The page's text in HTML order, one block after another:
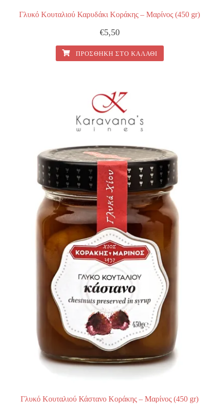
Γλυκό Κουταλιού Καρυδάκι Κοράκης – Μαρίνος (450 gr)
€5,50
ΠΡΟΣΘΉΚΗ ΣΤΟ ΚΑΛΆΘΙ
Γλυκό Κουταλιού Κάστανο Κοράκης – Μαρίνος (450 gr)